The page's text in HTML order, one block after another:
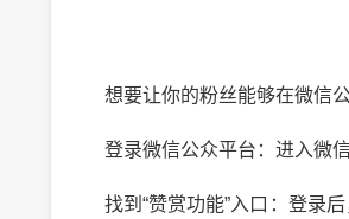
想要让你的粉丝能够在微信
登录微信公众平台：进入微
找到“赞赏功能”入口：登录